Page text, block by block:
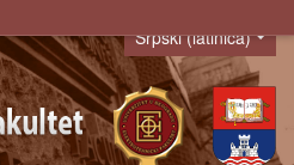
Language
Srpski (latinica)